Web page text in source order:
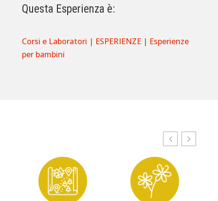
Questa Esperienza è:
Corsi e Laboratori | ESPERIENZE| Esperienze
per bambini